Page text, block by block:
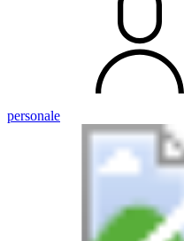
personale